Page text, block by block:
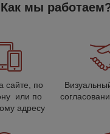
Как мы
сайте, по
или по
адресу